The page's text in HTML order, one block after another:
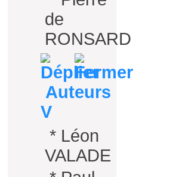
de
RONSARD
Auteurs
V
* Léon
VALADE